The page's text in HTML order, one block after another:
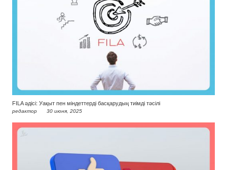
FILA әдісі: Уақыт пен міндеттерді басқарудың тиімді тәсілі
редактор 30 июня, 2025